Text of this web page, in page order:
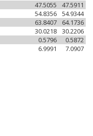
47.5911
47.5055
54.9344
54.8356
64.1736
63.8407
30.2206
30.0218
0.5872
0.5796
7.0907
6.9991